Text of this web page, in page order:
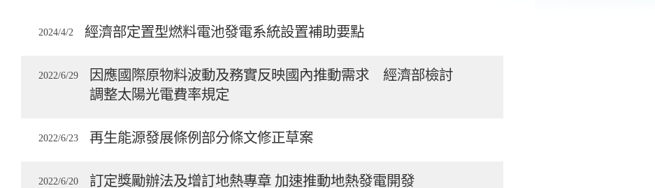
2024/4/2 經濟部定置型燃料電池發電系統設置補助要點
2022/6/29
因應國際原物料波動及務實反映國內推動需求 經濟部檢討
調整太陽光電費率規定
2022/6/23 再生能源發展條例部分條文修正草案
2022/6/20 訂定獎勵辦法及增訂地熱專章 加速推動地熱發電開發